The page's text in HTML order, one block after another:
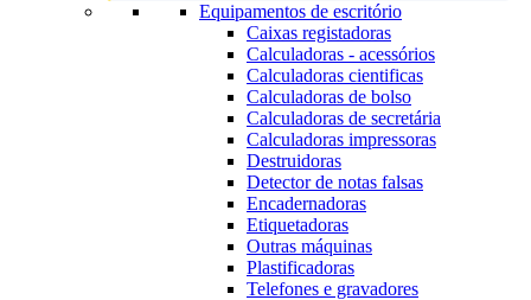
Equipamentos de escritório
Caixas registadoras
Calculadoras - acessórios
Calculadoras cientificas
Calculadoras de bolso
Calculadoras de secretária
Calculadoras impressoras
Destruidoras
Detector de notas falsas
Encadernadoras
Etiquetadoras
Outras máquinas
Plastificadoras
Telefones e gravadores